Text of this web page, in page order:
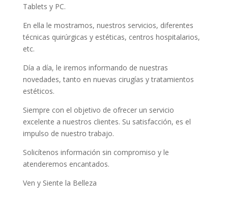
Tablets y PC.
En ella le mostramos, nuestros servicios, diferentes
técnicas quirúrgicas y estéticas, centros hospitalarios,
etc.
Día a día, le iremos informando de nuestras
novedades, tanto en nuevas cirugías y tratamientos
estéticos.
Siempre con el objetivo de ofrecer un servicio
excelente a nuestros clientes. Su satisfacción, es el
impulso de nuestro trabajo.
Solicítenos información sin compromiso y le
atenderemos encantados.
Ven y Siente la Belleza